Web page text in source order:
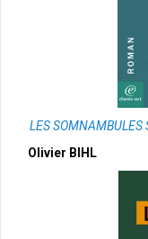
LES SOMNAMBULES
Olivier BIHL